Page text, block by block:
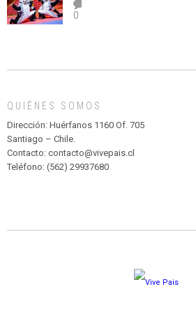
el
abuso”
TEATRO
Y
MADAGASCAR
PARQUE
HURATDO
0
QUIÉNES SOMOS
Dirección: Huérfanos 1160 Of. 705
Santiago – Chile.
Contacto: contacto@vivepais.cl
Teléfono: (562) 29937680